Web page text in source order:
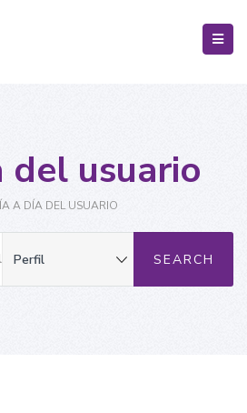
del usuario
A DÍA DEL USUARIO